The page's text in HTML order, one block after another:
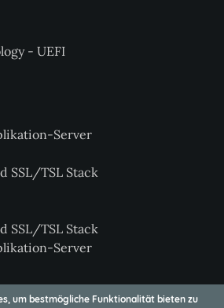
- UEFI
Server
SSL/TSL Stack
SSL/TSL Stack
Server
um bestmögliche Funktionalität bieten zu